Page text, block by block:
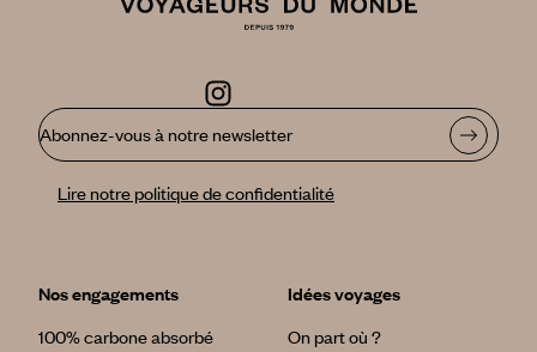
Abonnez-vous à notre newsletter
Lire notre politique de confidentialité
Nos engagements
100% carbone absorbé
Idées voyages
On part où ?